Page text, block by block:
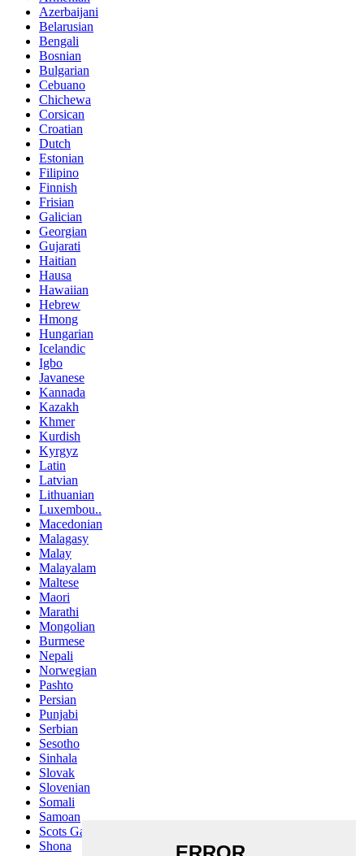
Azerbaijani
Belarusian
Bengali
Bosnian
Bulgarian
Cebuano
Chichewa
Corsican
Croatian
Dutch
Estonian
Filipino
Finnish
Frisian
Galician
Georgian
Gujarati
Haitian
Hausa
Hawaiian
Hebrew
Hmong
Hungarian
Icelandic
Igbo
Javanese
Kannada
Kazakh
Khmer
Kurdish
Kyrgyz
Latin
Latvian
Lithuanian
Luxembou..
Macedonian
Malagasy
Malay
Malayalam
Maltese
Maori
Marathi
Mongolian
Burmese
Nepali
Norwegian
Pashto
Persian
Punjabi
Serbian
Sesotho
Sinhala
Slovak
Slovenian
Somali
Samoan
Scots Gaelic
Shona